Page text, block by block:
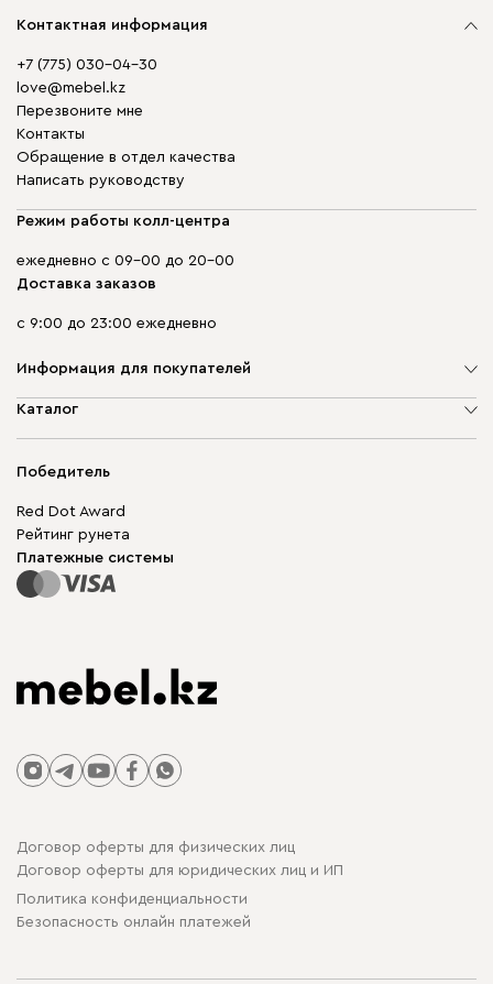
Контактная информация
+7 (775) 030-04-30
love@mebel.kz
Перезвоните мне
Контакты
Обращение в отдел качества
Написать руководству
Режим работы колл-центра
ежедневно с 09-00 до 20-00
Доставка заказов
с 9:00 до 23:00 ежедневно
Информация для покупателей
О компании
Гарантия
Для бизнеса
Карта сайта
Каталог
Корпусная мебель
Модульная мебель
Столы и стулья
Победитель
Red Dot Award
Рейтинг рунета
Платежные системы
Договор оферты для физических лиц
Договор оферты для юридических лиц и ИП
Политика конфиденциальности
Безопасность онлайн платежей